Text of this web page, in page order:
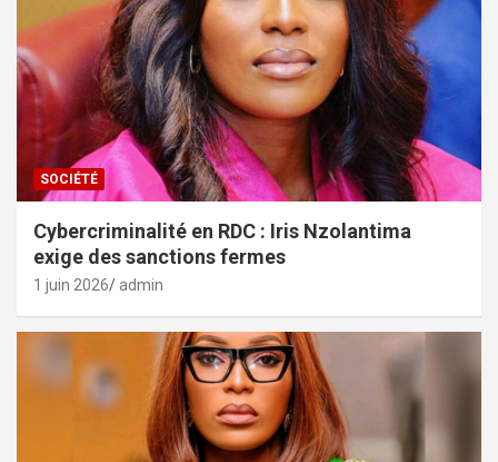
SOCIÉTÉ
Cybercriminalité en RDC : Iris Nzolantima
exige des sanctions fermes
1 juin 2026 admin